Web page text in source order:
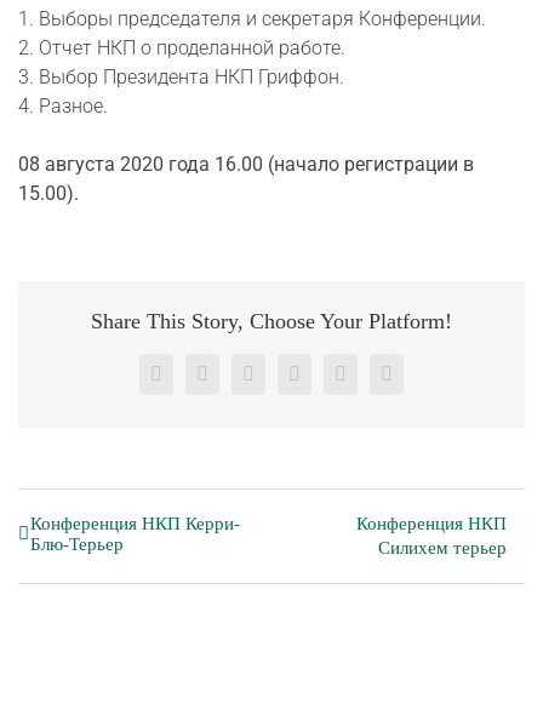
1. Выборы председателя и секретаря Конференции.
2. Отчет НКП о проделанной работе.
3. Выбор Президента НКП Гриффон.
4. Разное.
08 августа 2020 года 16.00 (начало регистрации в
15.00).
Share This Story, Choose Your Platform!
Facebook
X RedditLinkedInPinterestVk
Конференция НКП Керри-
Блю-Терьер
Конференция НКП
Силихем терьер